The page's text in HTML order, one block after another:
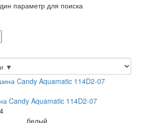
параметр для поиска
Candy Aquamatic 114D2-07
белый